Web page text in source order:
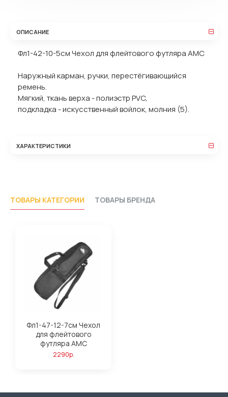
ОПИСАНИЕ
Фл1-42-10-5см Чехол для флейтового футляра АМС
Наружный карман, ручки, перестёгивающийся
ремень.
Мягкий, ткань верха - полиэстр PVC,
подкладка - искусственный войлок, молния (5).
ХАРАКТЕРИСТИКИ
ТОВАРЫ КАТЕГОРИИ ТОВАРЫ БРЕНДА
Фл1-47-12-7см Чехол
для флейтового
футляра АМС
2290р.